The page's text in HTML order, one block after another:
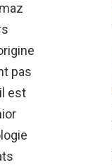
pas
est